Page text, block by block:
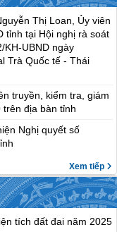
Thị Loan, Ủy viên
tỉnh tại Hội nghị rà soát
KH-UBND ngày
Trà Quốc tế - Thái
truyền, kiểm tra, giám
địa bàn tỉnh
Nghị quyết số
Xem tiếp
tích đất đai năm 2025